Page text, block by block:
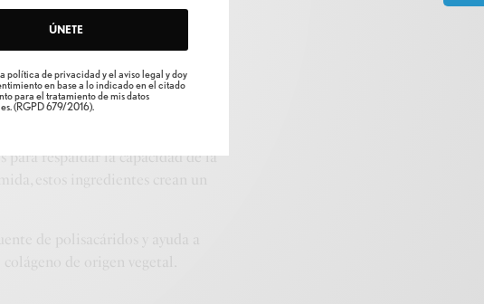
ÚNETE
política de privacidad y el aviso legal y doy
en base a lo indicado en el citado
para el tratamiento de mis datos
(RGPD 679/2016).
molécula eficaz que atrae la
de la piel que el ácido
ingredientes para el cuidado
en vitamina C pura al entrar en
respaldar la capacidad de la
estos ingredientes crean un
de polisacáridos y ayuda a
de origen vegetal.